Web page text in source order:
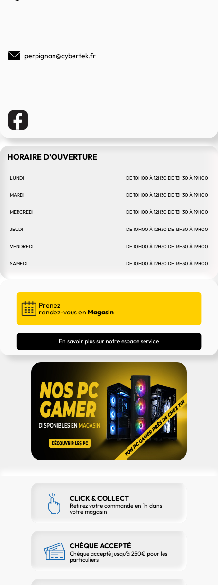
perpignan@cybertek.fr
HORAIRE D’OUVERTURE
LUNDI DE 10H00 À 12H30 DE 13H30 À 19H00
MARDI DE 10H00 À 12H30 DE 13H30 À 19H00
MERCREDI DE 10H00 À 12H30 DE 13H30 À 19H00
JEUDI DE 10H00 À 12H30 DE 13H30 À 19H00
VENDREDI DE 10H00 À 12H30 DE 13H30 À 19H00
SAMEDI DE 10H00 À 12H30 DE 13H30 À 19H00
Prenez
rendez-vous en Magasin
En savoir plus sur notre espace service
CLICK & COLLECT
Retirez votre commande en 1h dans
votre magasin
CHÈQUE ACCEPTÉ
Chèque accepté jusqu’à 250€ pour les
particuliers